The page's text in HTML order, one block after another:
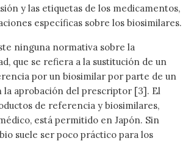
y las etiquetas de los medicamentos,
específicas sobre los biosimilares.
ninguna normativa sobre la
que se refiera a la sustitución de un
por un biosimilar por parte de un
la aprobación del prescriptor [3]. El
de referencia y biosimilares,
está permitido en Japón. Sin
suele ser poco práctico para los